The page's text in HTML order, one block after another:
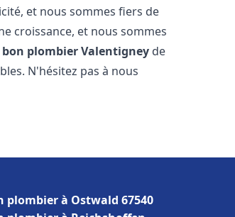
et nous sommes fiers de
croissance, et nous sommes
bon plombierValentigney de
N'hésitez pas à nous
plombier à Ostwald 67540